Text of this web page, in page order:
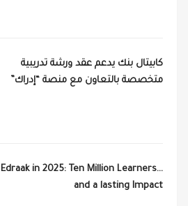
كابيتال بنك يدعم عقد ورشة تدريبية
متخصصة بالتعاون مع منصة “إدراك”
Edraak in 2025: Ten Million Learners…
and a lasting Impact